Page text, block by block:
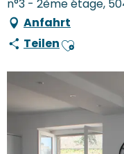
n°3 - 2ème étage,
Anfahrt
TeilenAjouter aux